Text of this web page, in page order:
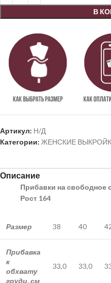
В
Артикул: Н/Д
Категории: ЖЕНСКИЕ
Описание
Прибавки на свободное
Рост 164
Размер 38 40
Прибавка
к
обхвату
груди, см
33,0 33,0